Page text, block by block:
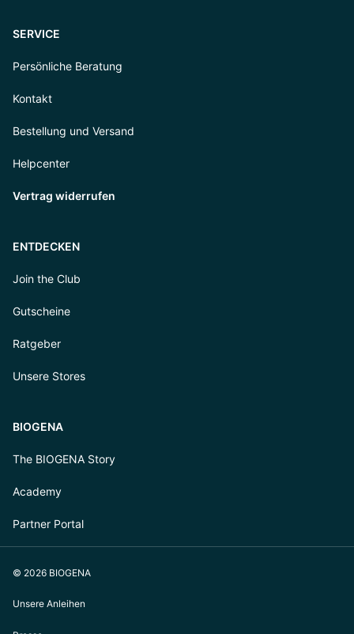
SERVICE
Persönliche Beratung
Kontakt
Bestellung und Versand
Helpcenter
Vertrag widerrufen
ENTDECKEN
Join the Club
Gutscheine
Ratgeber
Unsere Stores
BIOGENA
The BIOGENA Story
Academy
Partner Portal
© 2026 BIOGENA
Unsere Anleihen